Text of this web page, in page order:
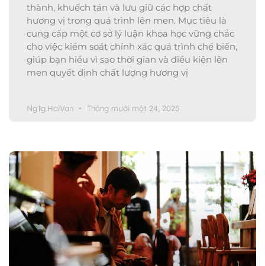
thành, khuếch tán và lưu giữ các hợp chất
hương vị trong quá trình lên men. Mục tiêu là
cung cấp một cơ sở lý luận khoa học vững chắc
cho việc kiểm soát chính xác quá trình chế biến,
giúp bạn hiểu vì sao thời gian và điều kiện lên
men quyết định chất lượng hương vị
NgTg.HaiVan Tháng mười một 24, 2025